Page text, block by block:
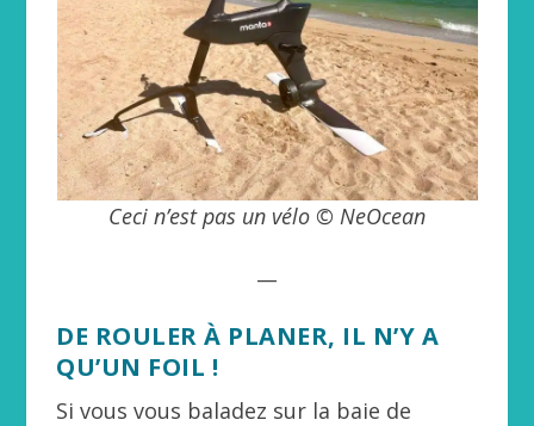
Ceci n’est pas un vélo © NeOcean
DE ROULER À PLANER, IL N’Y A
QU’UN FOIL !
Si vous vous baladez sur la baie de